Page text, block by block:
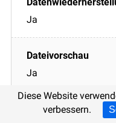
Ja
Ja
Diese Website
verbessern.